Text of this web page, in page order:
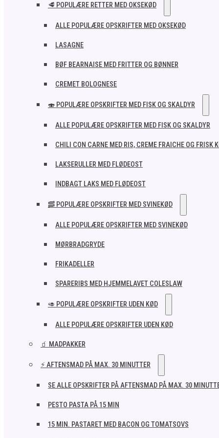
🥩 POPULÆRE RETTER MED OKSEKØD
ALLE POPULÆRE OPSKRIFTER MED OKSEKØD
LASAGNE
BØF BEARNAISE MED FRITTER OG BØNNER
CREMET BOLOGNESE
🍣 POPULÆRE OPSKRIFTER MED FISK OG SKALDYR
ALLE POPULÆRE OPSKRIFTER MED FISK OG SKALDYR
CHILI CON CARNE MED RIS, CREME FRAICHE OG FRISK
LAKSERULLER MED FLØDEOST
INDBAGT LAKS MED FLØDEOST
🥓 POPULÆRE OPSKRIFTER MED SVINEKØD
ALLE POPULÆRE OPSKRIFTER MED SVINEKØD
MØRBRADGRYDE
FRIKADELLER
SPARERIBS MED HJEMMELAVET COLESLAW
🥑 POPULÆRE OPSKRIFTER UDEN KØD
ALLE POPULÆRE OPSKRIFTER UDEN KØD
🧃 MADPAKKER
⚡ AFTENSMAD PÅ MAX. 30 MINUTTER
SE ALLE OPSKRIFTER PÅ AFTENSMAD PÅ MAX. 30
PESTO PASTA PÅ 15 MIN
15 MIN. PASTARET MED BACON OG TOMATSOVS